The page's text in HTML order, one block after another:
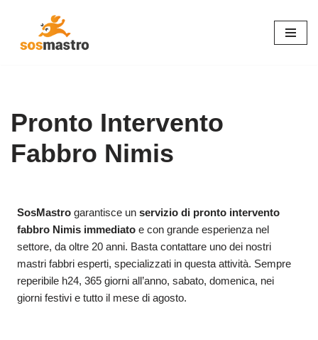
Pronto Intervento
Fabbro Nimis
SosMastro garantisce unservizio di pronto intervento
fabbro Nimis immediato e con grande esperienza nel
settore, da oltre 20 anni. Basta contattare uno dei nostri
mastri fabbri esperti, specializzati in questa attività. Sempre
reperibile h24, 365 giorni all’anno, sabato, domenica, nei
giorni festivi e tutto il mese di agosto.